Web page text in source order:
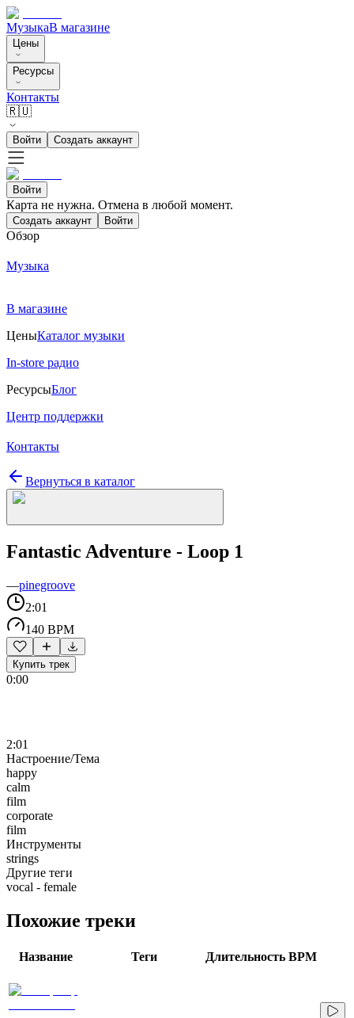
МузыкаВ магазине
Цены
Ресурсы
Контакты
🇷🇺
Войти Создать аккаунт
Войти
Карта не нужна. Отмена в любой момент.
Создать аккаунт Войти
Обзор
Музыка
В магазине
ЦеныКаталог музыки
In-store радио
РесурсыБлог
Центр поддержки
Контакты
Вернуться в каталог
Fantastic Adventure - Loop 1
—pinegroove
2:01
140 BPM
Купить трек
0:00
2:01
Настроение/Тема
happy
calm
film
corporate
film
Инструменты
strings
Другие теги
vocal - female
Похожие треки
Название Теги Длительность BPM